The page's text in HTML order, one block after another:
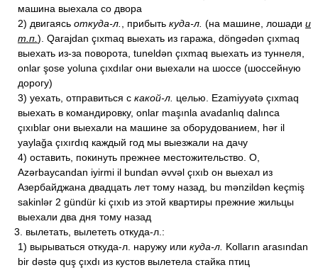
машина выехала со двора
2) двигаясь откуда-л. , прибыть куда-л. (на машине, лошади и
т.п. ). Qarajdan çıxmaq выехать из гаража, döngədən çıxmaq
выехать из-за поворота, tuneldən çıxmaq выехать из туннеля,
onlar şose yoluna çıxdılar они выехали на шоссе (шоссейную
дорогу)
3) уехать, отправиться с какой-л. целью. Ezamiyyətə çıxmaq
выехать в командировку, onlar maşınla avadanlıq dalınca
çıxıblar они выехали на машине за оборудованием, hər il
yaylağa çıxırdıq каждый год мы выезжали на дачу
4) оставить, покинуть прежнее местожительство. O,
Azərbaycandan iyirmi il bundan əvvəl çıxıb он выехал из
Азербайджана двадцать лет тому назад, bu mənzildən keçmiş
sakinlər 2 gündür ki çıxıb из этой квартиры прежние жильцы
выехали два дня тому назад
3. вылетать, вылететь откуда-л.:
1) вырываться откуда-л. наружу или куда-л. Kolların arasından
bir dəstə quş çıxdı из кустов вылетела стайка птиц